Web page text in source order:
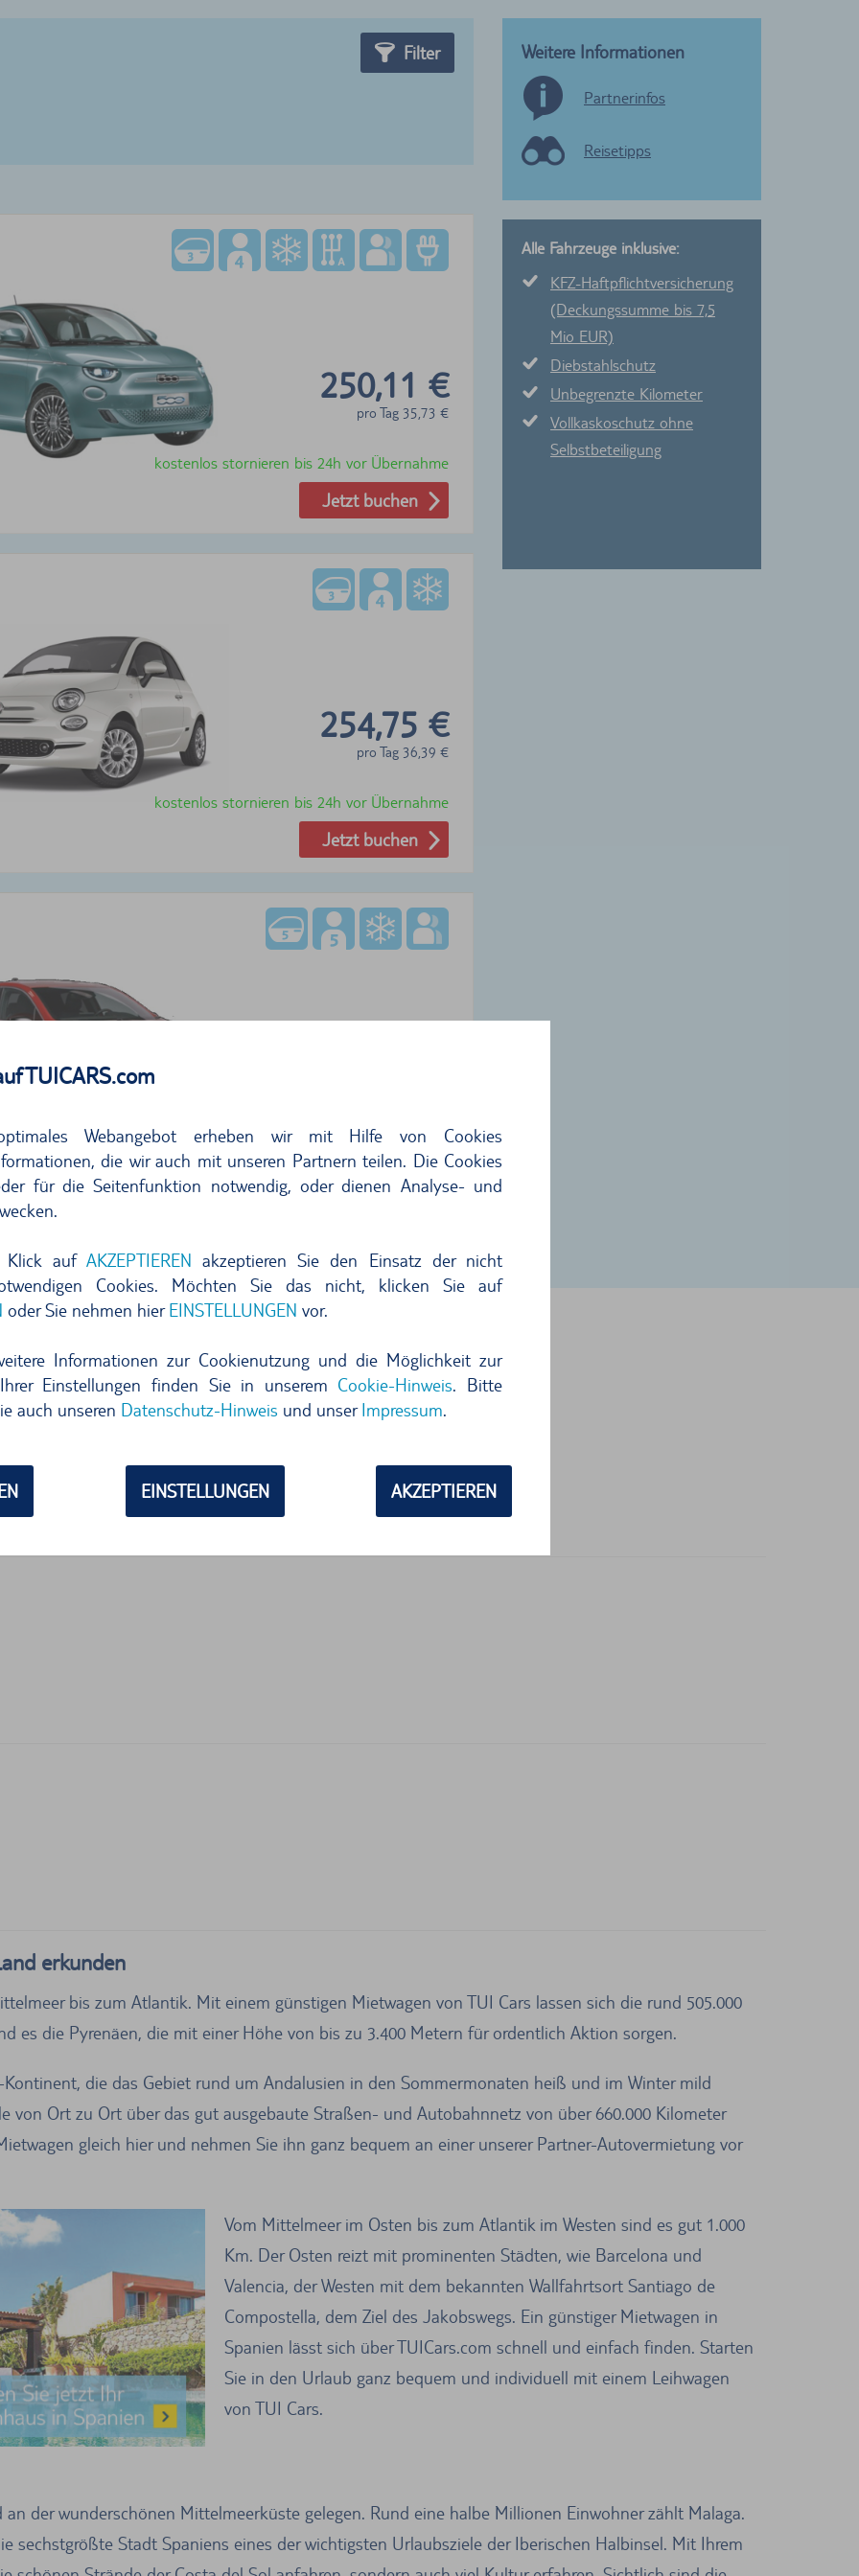
TUICARS.com
Webangebot erheben wir mit Hilfe von Cookies
die wir auch mit unseren Partnern teilen. Die Cookies
für die Seitenfunktion notwendig, oder dienen Analyse- und
Klick auf AKZEPTIEREN akzeptieren Sie den Einsatz der nicht
Cookies. Möchten Sie das nicht, klicken Sie auf
oder Sie nehmen hierEINSTELLUNGEN vor.
Informationen zur Cookienutzung und die Möglichkeit zur
Einstellungen finden Sie in unserem Cookie-Hinweis. Bitte
auch unseren Datenschutz-Hinweis und unserImpressum.
EINSTELLUNGEN AKZEPTIEREN
Filter
250,11 €
pro Tag 35,73 €
kostenlos stornieren bis 24h vor Übernahme
Jetzt buchen
254,75 €
pro Tag 36,39 €
kostenlos stornieren bis 24h vor Übernahme
Jetzt buchen
kostenlos stornieren bis 24h vor Übernahme
Jetzt buchen
Angebote anzeigen
Weitere Informationen
Partnerinfos
Reisetipps
Alle Fahrzeuge inklusive:
KFZ-Haftpflichtversicherung
(Deckungssumme bis 7,5
Mio EUR)
Diebstahlschutz
Unbegrenzte Kilometer
Vollkaskoschutz ohne
Selbstbeteiligung
SICH VOR ORT
erkunden
bis zum Atlantik. Mit einem günstigen Mietwagen von TUI Cars lassen sich die rund 505.000
es die Pyrenäen, die mit einer Höhe von bis zu 3.400 Metern für ordentlich Aktion sorgen.
die das Gebiet rund um Andalusien in den Sommermonaten heiß und im Winter mild
von Ort zu Ort über das gut ausgebaute Straßen- und Autobahnnetz von über 660.000 Kilometer
gleich hier und nehmen Sie ihn ganz bequem an einer unserer Partner-Autovermietung vor
Vom Mittelmeer im Osten bis zum Atlantik im Westen sind es gut 1.000
Km. Der Osten reizt mit prominenten Städten, wie Barcelona und
Valencia, der Westen mit dem bekannten Wallfahrtsort Santiago de
Compostella, dem Ziel des Jakobswegs. Ein günstiger Mietwagen in
Spanien lässt sich über TUICars.com schnell und einfach finden. Starten
Sie in den Urlaub ganz bequem und individuell mit einem Leihwagen
von TUI Cars.
der wunderschönen Mittelmeerküste gelegen. Rund eine halbe Millionen Einwohner zählt Malaga.
sechstgrößte Stadt Spaniens eines der wichtigsten Urlaubsziele der Iberischen Halbinsel. Mit Ihrem